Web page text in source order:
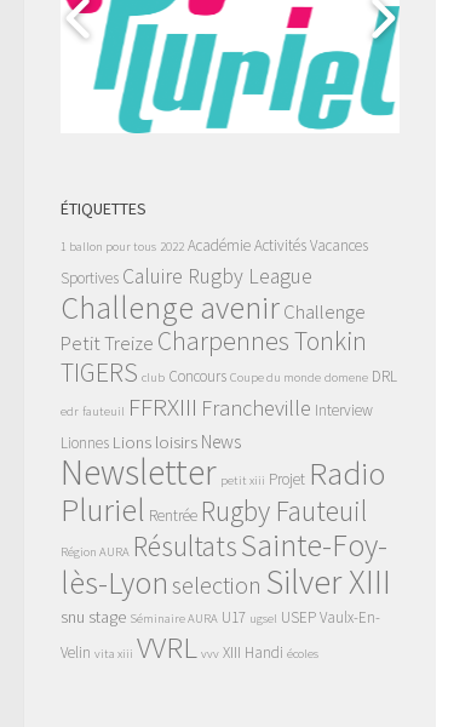
ÉTIQUETTES
1 ballon pour tous 2022 AcadémieActivités Vacances
Sportives Caluire Rugby League
Challenge avenirChallenge
Petit Treize Charpennes Tonkin
TIGERS club Concours Coupe du monde domene DRL
edr fauteuil FFRXIII Francheville Interview
Lionnes Lions loisirs News
Newsletter petit xiii Projet Radio
Pluriel Rentrée Rugby Fauteuil
Région AURA RésultatsSainte-Foy-
lès-Lyon selection Silver XIII
snu stage Séminaire AURA U17 ugsel USEPVaulx-En-
Velin vita xiii VVRL vvv XIII Handi écoles